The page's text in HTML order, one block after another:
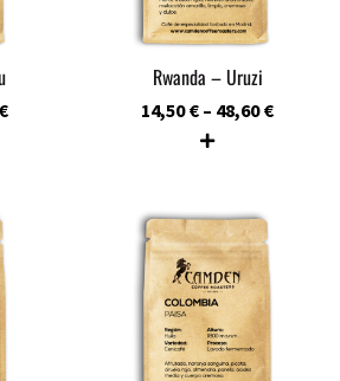
€
Rwanda – Uruzi
14,50€ – 48,60€